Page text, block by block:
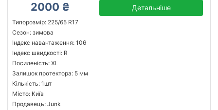
2000 ₴ Детальніше
Типорозмір: 225/65 R17
Сезон: зимова
Індекс навантаження: 106
Індекс швидкості: R
Посиленість: XL
Залишок протектора: 5 мм
Кількість: 1шт
Місто: Київ
Продавець: Junk